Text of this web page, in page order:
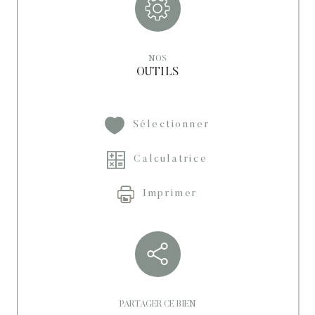
NOS
OUTILS
Sélectionner
Calculatrice
Imprimer
PARTAGER CE BIEN